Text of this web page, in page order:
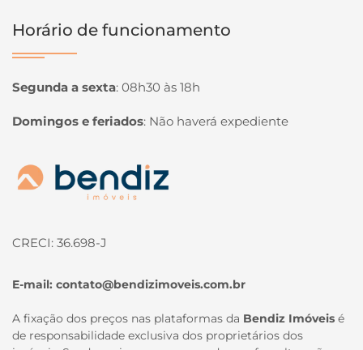
Horário de funcionamento
Segunda a sexta: 08h30 às 18h
Domingos e feriados: Não haverá expediente
Página inicial
CRECI: 36.698-J
E-mail: contato@bendizimoveis.com.br
A fixação dos preços nas plataformas da Bendiz Imóveis é
de responsabilidade exclusiva dos proprietários dos